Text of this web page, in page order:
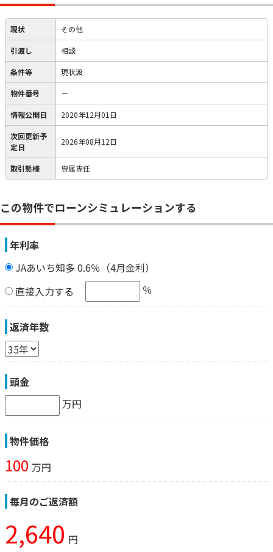
現状 その他
引渡し 相談
条件等 現状渡
物件番号 －
情報公開日 2020年12月01日
次回更新予
定日
2026年08月12日
取引態様 専属専任
この物件でローンシミュレーションする
年利率
JAあいち知多 0.6％（4月金利）
直接入力する
％
返済年数
頭金
万円
物件価格
100 万円
毎月のご返済額
2,640 円